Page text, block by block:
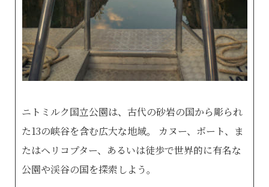
ニトミルク国立公園は、古代の砂岩の国から彫られ
た13の峡谷を含む広大な地域。 カヌー、ボート、ま
たはヘリコプター、あるいは徒歩で世界的に有名な
公園や渓谷の国を探索しよう。